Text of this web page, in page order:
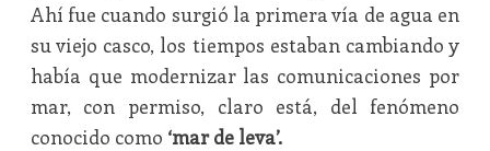
Ahí fue cuando surgió la primera vía de agua en
su viejo casco, los tiempos estaban cambiando y
había que modernizar las comunicaciones por
mar, con permiso, claro está, del fenómeno
conocido como ‘mar de leva’.